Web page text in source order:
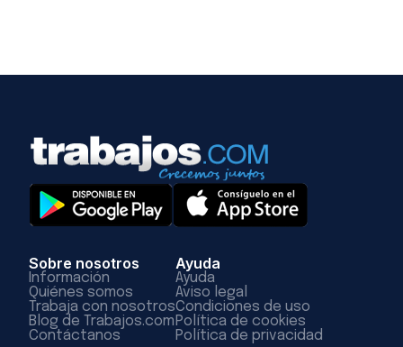
Sobre nosotros
Información
Quiénes somos
Trabaja con nosotros
Blog de Trabajos.com
Contáctanos
Ayuda
Ayuda
Aviso legal
Condiciones de uso
Política de cookies
Política de privacidad